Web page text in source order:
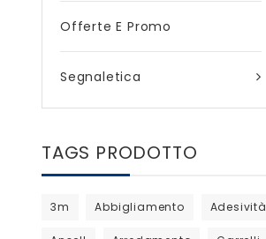
Offerte E Promo
Segnaletica
TAGS PRODOTTO
3m Abbigliamento Adesività